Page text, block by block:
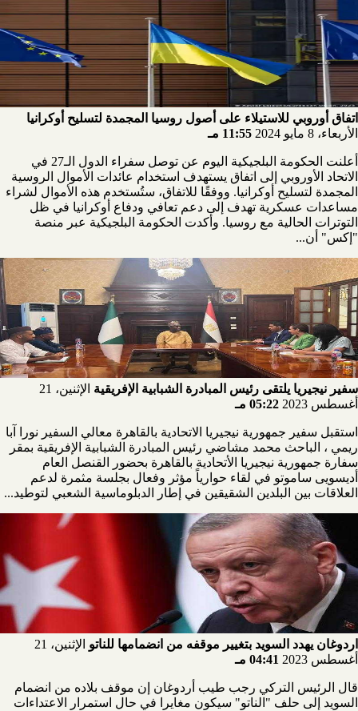
اتفاق أوروبي للاستيلاء على أصول روسيا المجمدة لتسليح أوكرانيا
الأربعاء، 8 مايو 2024
11:55 مـ
أعلنت الحكومة البلجيكية اليوم عن توصل سفراء الدول الـ27 في
الاتحاد الأوروبي إلى اتفاق يستهدف استخدام عائدات الأموال الروسية
المجمدة لتسليح أوكرانيا. ووفقًا للاتفاق، ستُستخدم هذه الأموال لشراء
مساعدات عسكرية تهدف إلى دعم تعافي ودفاع أوكرانيا في ظل
التوترات الحالية مع روسيا. وأكدت الحكومة البلجيكية عبر منصة
"إكس" أن...
سفير نيجيريا يلتقى رئيس المبادرة الشبابية الإفريقية
الإثنين، 21
أغسطس 2023
05:22 مـ
استقبل سفير جمهورية نيجيريا الاتحادية بالقاهرة معالي السفير نورا آبا
ريمي ، الباحث محمد مشاضي رئيس المبادرة الشبابية الإفريقية بمقر
سفارة جمهورية نيجيريا الأتحادية بالقاهرة بحضور القنصل العام
أديسويى ساموتو في لقاء حوارياً مؤثر وفعال بجلسة مثمرة لدعم
العلاقات بين البلدين الشقيقين في إطار الدبلوماسية الشعبي لتوطيد...
اردوغان يهدد السويد بتغيير موقفه من انضمامها للناتو
الإثنين، 21
أغسطس 2023
04:41 مـ
قال الرئيس التركي رجب طيب أردوغان إن موقف بلاده من انضمام
السويد إلى حلف "الناتو" سيكون مغايرا في حال استمرار الاعتداءات